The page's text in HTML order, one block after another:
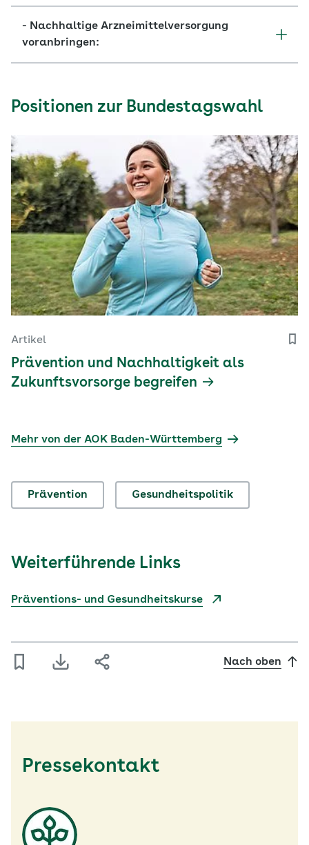
- Nachhaltige Arzneimittelversorgung
voranbringen:
Positionen zur Bundestagswahl
Artikel
Prävention und Nachhaltigkeit als
Zukunftsvorsorge begreifen
Mehr von der AOK Baden-Württemberg
Prävention Gesundheitspolitik
Weiterführende Links
Präventions- und Gesundheitskurse
Nach oben
Pressekontakt